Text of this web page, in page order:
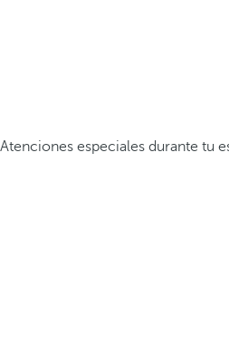
Atenciones especiales durante tu